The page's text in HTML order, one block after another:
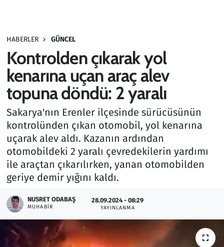
HABERLER GÜNCEL
Kontrolden çıkarak yol
kenarına uçan araç alev
topuna döndü: 2 yaralı
Sakarya'nın Erenler ilçesinde sürücüsünün
kontrolünden çıkan otomobil, yol kenarına
uçarak alev aldı. Kazanın ardından
otomobildeki 2 yaralı çevredekilerin yardımı
ile araçtan çıkarılırken, yanan otomobilden
geriye demir yığını kaldı.
NUSRET ODABAŞ
MUHABIR
28.09.2024 - 08:29
YAYINLANMA
Haber
Kurumsal Haberler
Lezzet Durağı
Memur ve Kamu
Otomobil
Oyun
Ramazan